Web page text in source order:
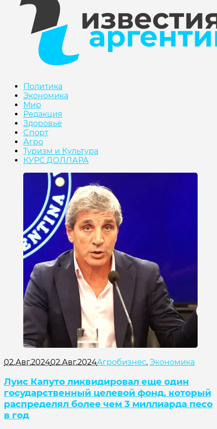
Политика
Экономика
Мир
Редакция
Здоровье
Cпорт
Агро
Туризм и Культура
КУРС ДОЛЛАРА
02.Авг.202402.Авг.2024Агробизнес, Экономика
Луис Капуто ликвидировал еще один
государственный целевой фонд, который
распределял более чем 3 миллиарда песо
в год